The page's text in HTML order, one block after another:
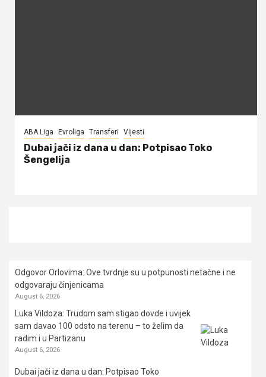
ABA Liga Evroliga Transferi Vijesti
Dubai jači iz dana u dan: Potpisao Toko
Šengelija
Odgovor Orlovima: ​Ove tvrdnje su u potpunosti netačne i ne
odgovaraju činjenicama
August 6, 2026
Luka Vildoza: Trudom sam stigao dovde i uvijek
sam davao 100 odsto na terenu – to želim da
radim i u Partizanu
August 6, 2026
Dubai jači iz dana u dan: Potpisao Toko